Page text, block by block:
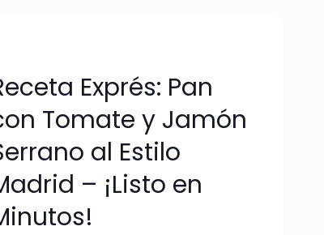
Exprés: Pan
Tomate y Jamón
al Estilo
– ¡Listo en